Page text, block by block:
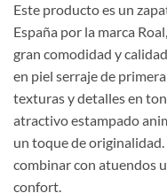
Este producto es un
España por la marca
gran comodidad y
en piel serraje de
texturas y detalles en
atractivo estampado
un toque de
combinar con atuendos
confort.